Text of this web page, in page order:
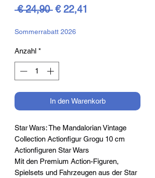
€ 24,90 Standardpreis
€ 22,41
Sommerrabatt 2026
Anzahl *
In den Warenkorb
Star Wars: The Mandalorian Vintage
Collection Actionfigur Grogu 10 cm
Actionfiguren Star Wars
Mit den Premium Action-Figuren,
Spielsets und Fahrzeugen aus der Star